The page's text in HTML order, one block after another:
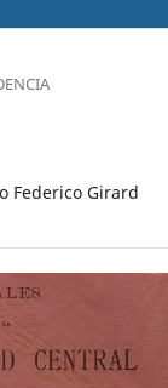
Federico Girard